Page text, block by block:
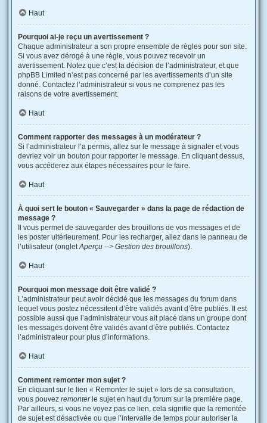
Haut
Pourquoi ai-je reçu un avertissement ?
Chaque administrateur a son propre ensemble de règles pour son site.
Si vous avez dérogé à une règle, vous pouvez recevoir un
avertissement. Notez que c’est la décision de l’administrateur, et que
phpBB Limited n’est pas concerné par les avertissements d’un site
donné. Contactez l’administrateur si vous ne comprenez pas les
raisons de votre avertissement.
Haut
Comment rapporter des messages à un modérateur ?
Si l’administrateur l’a permis, allez sur le message à signaler et vous
devriez voir un bouton pour rapporter le message. En cliquant dessus,
vous accéderez aux étapes nécessaires pour le faire.
Haut
À quoi sert le bouton « Sauvegarder » dans la page de rédaction de
message ?
Il vous permet de sauvegarder des brouillons de vos messages et de
les poster ultérieurement. Pour les recharger, allez dans le panneau de
l’utilisateur (ongletAperçu --> Gestion des brouillons).
Haut
Pourquoi mon message doit être validé ?
L’administrateur peut avoir décidé que les messages du forum dans
lequel vous postez nécessitent d’être validés avant d’être publiés. Il est
possible aussi que l’administrateur vous ait placé dans un groupe dont
les messages doivent être validés avant d’être publiés. Contactez
l’administrateur pour plus d’informations.
Haut
Comment remonter mon sujet ?
En cliquant sur le lien « Remonter le sujet » lors de sa consultation,
vous pouvez remonterle sujet en haut du forum sur la première page.
Par ailleurs, si vous ne voyez pas ce lien, cela signifie que la remontée
de sujet est désactivée ou que l’intervalle de temps pour autoriser la